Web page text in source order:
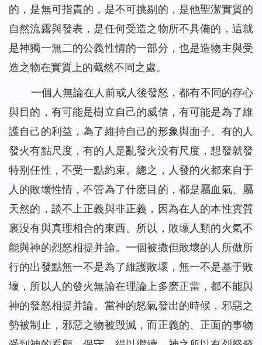
的，是無可指責的，是不可挑剔的，是他聖潔實質的
自然流露與發表，是任何受造之物所不具備的，這就
是神獨一無二的公義性情的一部分，也是造物主與受
造之物在實質上的截然不同之處。
一個人無論在人前或人後發怒，都有不同的存心
與目的，有可能是樹立自己的威信，有可能是為了維
護自己的利益，為了維持自己的形象與面子。有的人
發火有點尺度，有的人是亂發火没有尺度，想發就發
特别任性，不受一點約束。總之，人發的火都來自于
人的敗壞性情，不管為了什麽目的，都是屬血氣、屬
天然的，談不上正義與非正義，因為在人的本性實質
裏没有與真理相合的東西。所以，敗壞人類的火氣不
能與神的烈怒相提并論。一個被撒但敗壞的人所做所
行的出發點無一不是為了維護敗壞，無一不是基于敗
壞，所以人的發火無論在理論上多麽正當，都不能與
神的發怒相提并論。當神的怒氣發出的時候，邪惡之
勢被制止，邪惡之物被毁滅，而正義的、正面的事物